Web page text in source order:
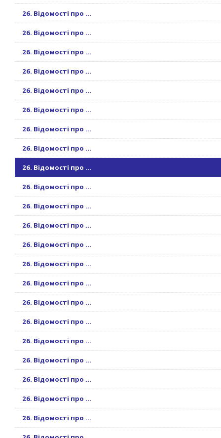
26. Відомості про ...
26. Відомості про ...
26. Відомості про ...
26. Відомості про ...
26. Відомості про ...
26. Відомості про ...
26. Відомості про ...
26. Відомості про ...
26. Відомості про ...
26. Відомості про ...
26. Відомості про ...
26. Відомості про ...
26. Відомості про ...
26. Відомості про ...
26. Відомості про ...
26. Відомості про ...
26. Відомості про ...
26. Відомості про ...
26. Відомості про ...
26. Відомості про ...
26. Відомості про ...
26. Відомості про ...